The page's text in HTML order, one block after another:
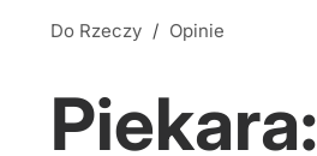
Do Rzeczy / Opinie